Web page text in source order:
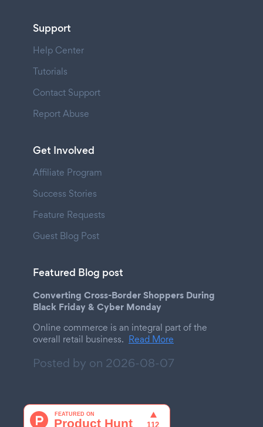
Support
Help Center
Tutorials
Contact Support
Report Abuse
Get Involved
Affiliate Program
Success Stories
Feature Requests
Guest Blog Post
Featured Blog post
Converting Cross-Border Shoppers During
Black Friday & Cyber Monday
Online commerce is an integral part of the
overall retail business. Read More
Posted by on 2026-08-07